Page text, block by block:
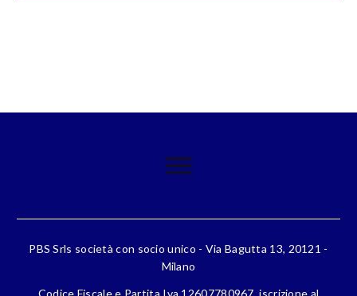
PBS Srls società con socio unico - Via Bagutta 13, 20121 -
Milano